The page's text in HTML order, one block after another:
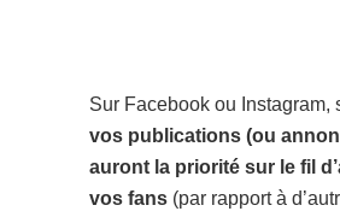
Sur Facebook ou Instagram,
vos publications (ou
auront la priorité sur le fil
vos fans (par rapport à